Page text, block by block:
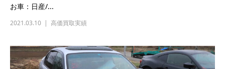
お車：日産/...
2021.03.10 高価買取実績